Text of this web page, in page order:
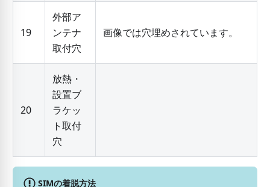
19
外部ア
ンテナ
取付穴
画像では穴埋めされています。
20
放熱・
設置ブ
ラケッ
ト取付
穴
SIMの着脱方法